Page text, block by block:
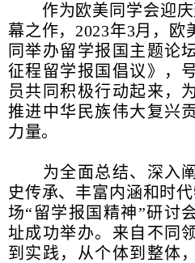
作为欧美同学会迎庆
幕之作，2023年3月，欧
同举办留学报国主题论
征程留学报国倡议》，
员共同积极行动起来，
推进中华民族伟大复兴
力量。
为全面总结、深入阐
史传承、丰富内涵和时
场“留学报国精神”研讨
址成功举办。来自不同
到实践，从个体到整体